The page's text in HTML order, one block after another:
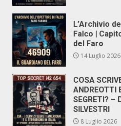
L’Archivio
Falco |
del Faro
14 Luglio 2026
COSA
ANDREOTTI
SEGRETI? –
SILVESTRI
8 Luglio 2026